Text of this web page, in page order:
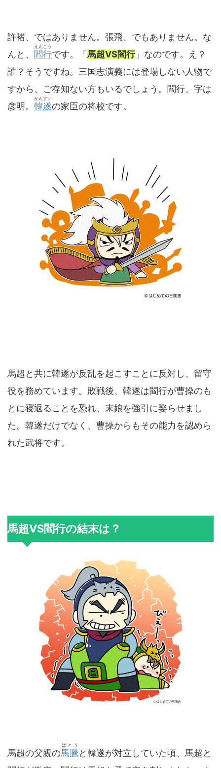
許褚、ではありません。張飛、でもありません。な
んと、 閻行
えんこう
です。「 馬超VS閻行」なのです。え？
誰？そうですね。三国志演義には登場しない人物で
すから、ご存知ない方もいるでしょう。閻行、字は
彦明。 韓遂
かんすい
の家臣の将校です。
馬超と共に韓遂が反乱を起こすことに反対し、留守
役を務めています。敗戦後、韓遂は閻行が曹操のも
とに寝返ることを恐れ、末娘を強引に娶らせまし
た。韓遂だけでなく、曹操からもその能力を認めら
れた武将です。
馬超VS閻行の結末は？
馬超の父親の馬騰
ばとう
と韓遂が対立していた頃、馬超と